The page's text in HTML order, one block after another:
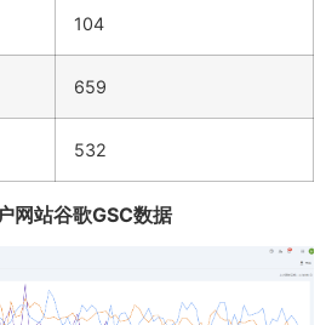
104
659
532
网站谷歌GSC数据